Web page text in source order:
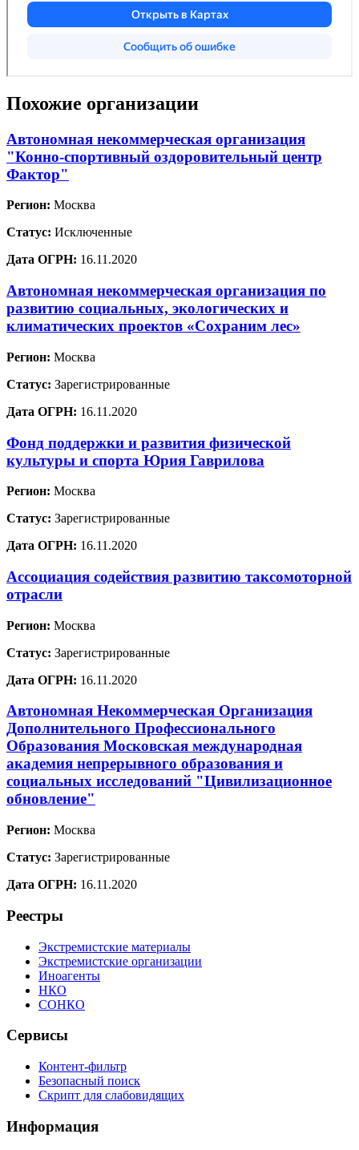
Похожие организации
Автономная некоммерческая организация
"Конно-спортивный оздоровительный центр
Фактор"
Регион: Москва
Статус: Исключенные
Дата ОГРН: 16.11.2020
Автономная некоммерческая организация по
развитию социальных, экологических и
климатических проектов «Сохраним лес»
Регион: Москва
Статус: Зарегистрированные
Дата ОГРН: 16.11.2020
Фонд поддержки и развития физической
культуры и спорта Юрия Гаврилова
Регион: Москва
Статус: Зарегистрированные
Дата ОГРН: 16.11.2020
Ассоциация содействия развитию таксомоторной
отрасли
Регион: Москва
Статус: Зарегистрированные
Дата ОГРН: 16.11.2020
Автономная Некоммерческая Организация
Дополнительного Профессионального
Образования Московская международная
академия непрерывного образования и
социальных исследований "Цивилизационное
обновление"
Регион: Москва
Статус: Зарегистрированные
Дата ОГРН: 16.11.2020
Реестры
Экстремистские материалы
Экстремистские организации
Иноагенты
НКО
СОНКО
Сервисы
Контент-фильтр
Безопасный поиск
Скрипт для слабовидящих
Информация